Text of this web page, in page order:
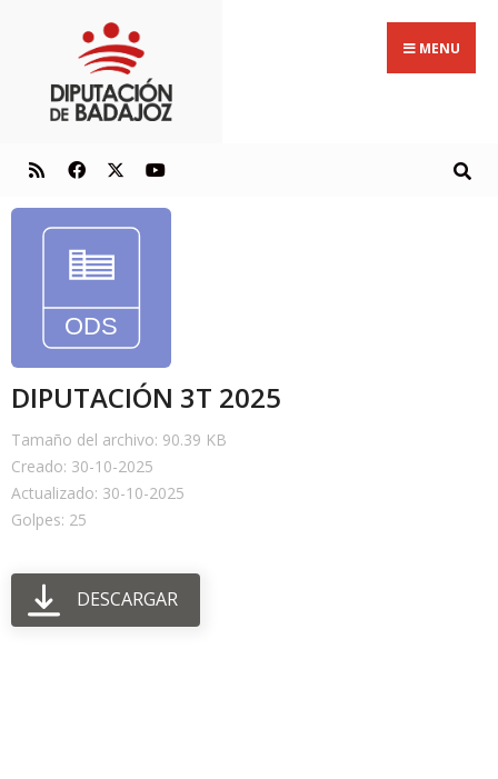
MENU
DIPUTACIÓN 3T 2025
Tamaño del archivo: 90.39 KB
Creado: 30-10-2025
Actualizado: 30-10-2025
Golpes: 25
DESCARGAR